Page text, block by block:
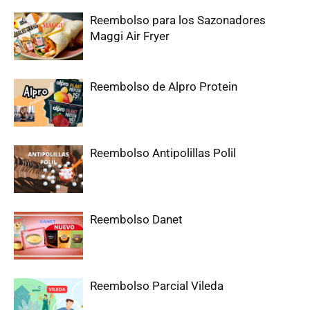
Reembolso para los Sazonadores
Maggi Air Fryer
Reembolso de Alpro Protein
Reembolso Antipolillas Polil
Reembolso Danet
Reembolso Parcial Vileda